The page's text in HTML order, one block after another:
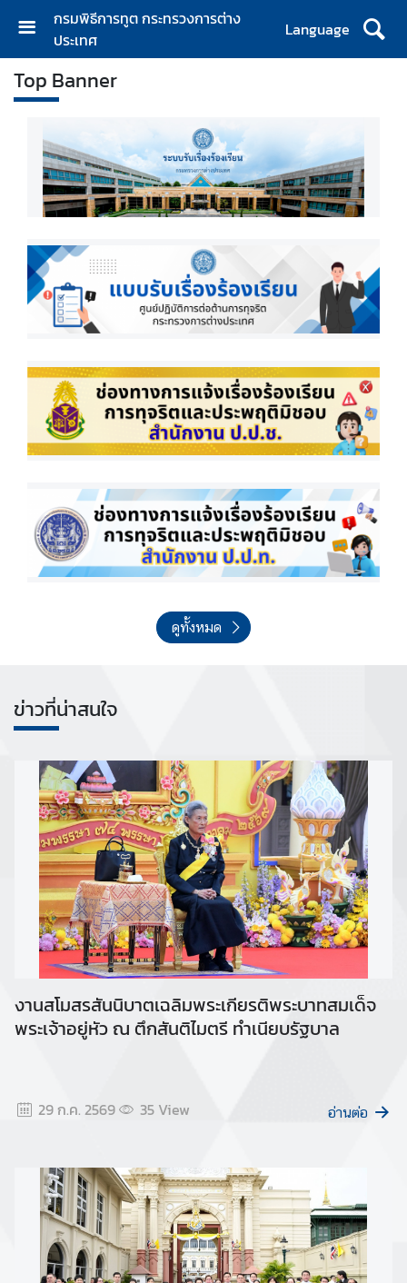
กรมพิธีการทูต กระทรวงการต่าง
ประเทศ
Language
ห
น้
า
ลั
ก
เ
ย
ว
กั
ม
ข่
า
ป
ร
ะ
ช
ธ์
D
i
p
l
o
m
a
t
i
c
a
n
d
C
u
r
L
i
t
Top Banner
ดูทั้งหมด
ข่าวที่น่าสนใจ
งานสโมสรสันนิบาตเฉลิมพระเกียรติพระบาทสมเด็จ
พระเจ้าอยู่หัว ณ ตึกสันติไมตรี ทำเนียบรัฐบาล
29 ก.ค. 2569 35View อ่านต่อ